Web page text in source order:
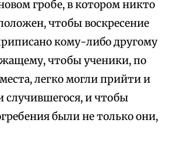
гробе, в котором никто
чтобы воскресение
кому-либо другому
чтобы ученики, по
легко могли прийти и
случившегося, и чтобы
были не только они,